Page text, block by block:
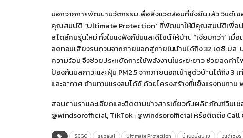
นอกจากการพัฒนานวัตกรรมเพื่อสิ่งแวดล้อมที่ยั่งยืนแล้ว วินด์
คุณสมบัติ “Ultimate Protection” ที่พัฒนาให้มีคุณสมบัติเพื่อ
สไตล์คนรุ่นใหม่ ทั้งในแง่ฟังก์ชันและดีไซน์ ให้บ้าน “เงียบกว่า” เ
ลดทอนเสียงรบกวนจากภายนอกสู่ภายในบ้านได้ถึง 32 เดซิเบล
ความร้อน จึงช่วยประหยัดการใช้พลังงานในระยะยาว ช่วยลดค่
ป้องกันมลภาวะและฝุ่น PM2.5 จากภายนอกเข้าสู่ตัวบ้านได้ถึง 3
และอากาศ ต้านทานแรงลมได้ดี ด้วยโครงสร้างที่แข็งแรงทนทา
สอบถามรายละเอียดและติดตามข่าวสารเกี่ยวกับผลิตภัณฑ์วินเซ
@windsorofficial, TikTok : @windsorofficial หรือติดต่อ
SCGC supalai Ultimate Protection บ้านอยู่สบาย วินด์เซอร์